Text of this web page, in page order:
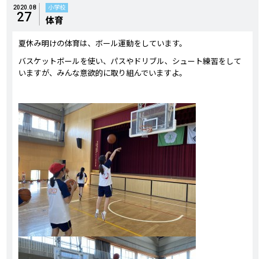
2020.08
27
小学校
体育
夏休み明けの体育は、ボール運動をしています。
バスケットボールを使い、パスやドリブル、シュート練習をして
いますが、みんな意欲的に取り組んでいますよ。